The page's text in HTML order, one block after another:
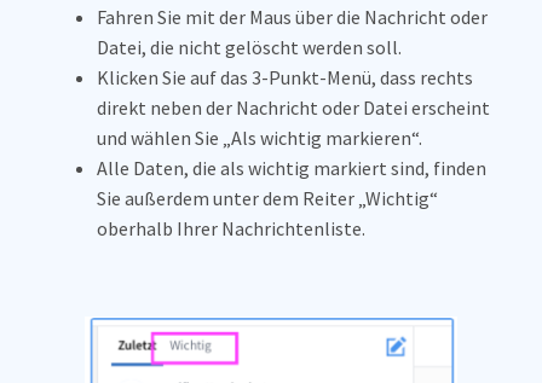
Fahren Sie mit der Maus über die Nachricht oder
Datei, die nicht gelöscht werden soll.
Klicken Sie auf das 3-Punkt-Menü, dass rechts
direkt neben der Nachricht oder Datei erscheint
und wählen Sie „Als wichtig markieren“.
Alle Daten, die als wichtig markiert sind, finden
Sie außerdem unter dem Reiter „Wichtig“
oberhalb Ihrer Nachrichtenliste.